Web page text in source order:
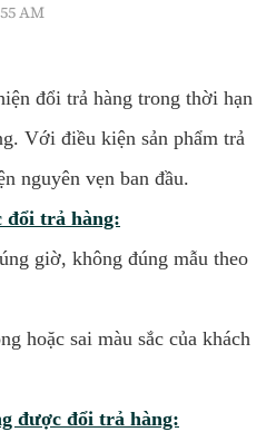
AM
đổi trả hàng trong thời hạn
Với điều kiện sản phẩm trả
nguyên vẹn ban đầu.
đổi trả hàng:
giờ, không đúng mẫu theo
hoặc sai màu sắc của khách
được đổi trả hàng: